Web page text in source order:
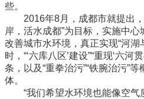
些。
2016年8月，成都市就提出，
岸，活水成都”为目标，实施中心
改善城市水环境，真正实现“河湖
时，“‘六库八区’建设”“重现‘六河
条，以及“重拳治污”“铁腕治污”
体。
“我们希望水环境也能像空气